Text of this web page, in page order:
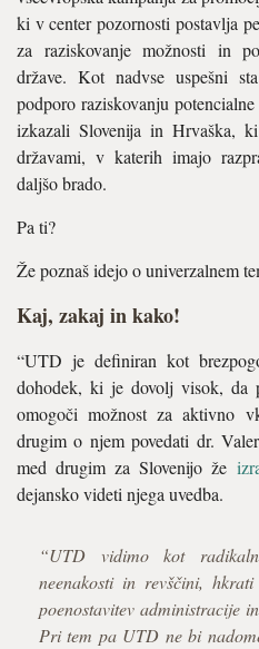
ki v center pozornosti postavlja
za raziskovanje možnosti in
države. Kot nadvse uspešni
podporo raziskovanju
izkazali Slovenija in Hrvaška,
državami, v katerih imajo
daljšo brado.
Pa ti?
Že poznaš idejo o univerzalnem
Kaj, zakaj in kako!
“UTD je definiran kot
dohodek, ki je dovolj visok, da
omogoči možnost za aktivno
drugim o njem povedati dr.
med drugim za Slovenijo že
dejansko videti njega uvedba.
“UTD vidimo kot
neenakosti in revščini,
poenostavitev administracije
Pri tem pa UTD ne bi